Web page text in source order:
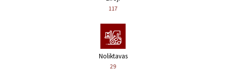
117
Noliktavas
29